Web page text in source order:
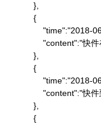
            },
            {
            },
            {
            },
            {